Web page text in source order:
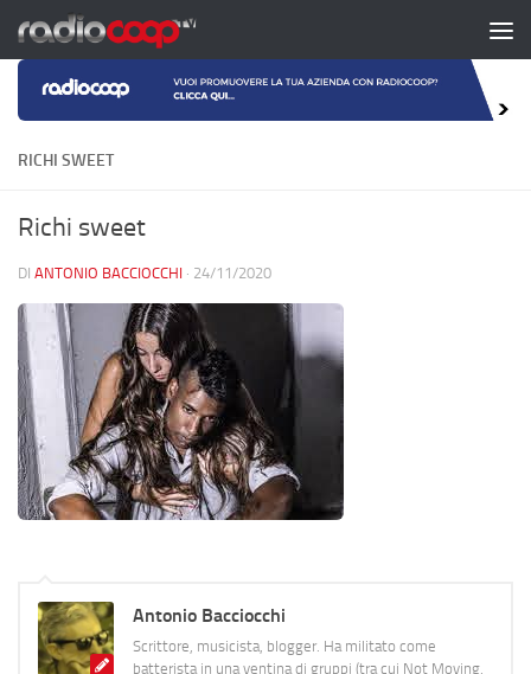
Salta al contenuto
RICHI SWEET
Richi sweet
DI ANTONIO BACCIOCCHI · 24/11/2020
Antonio Bacciocchi
Scrittore, musicista, blogger. Ha militato come
batterista in una ventina di gruppi (tra cui Not Moving,